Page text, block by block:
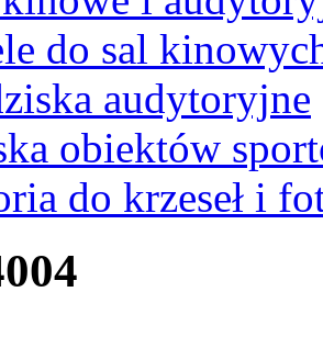
do sal
audytoryjne
obiektów
do krzeseł i